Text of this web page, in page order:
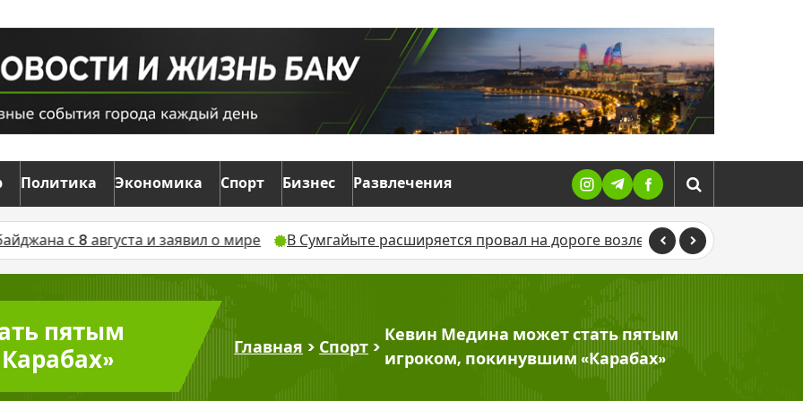
Политика Экономика Спорт Бизнес Развлечения
и заявил о мире В Сумгайыте расширяется провал на дороге возле жилого дома В Баку возбудили
пятым
Главная > Спорт >
Кевин Медина может стать пятым
игроком, покинувшим «Карабах»